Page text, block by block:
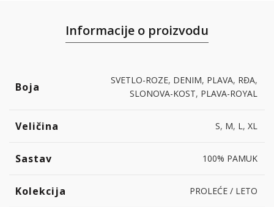
Informacije o proizvodu
Boja
SVETLO-ROZE, DENIM, PLAVA, RĐA,
SLONOVA-KOST, PLAVA-ROYAL
Veličina S, M, L, XL
Sastav 100% PAMUK
Kolekcija PROLEĆE / LETO